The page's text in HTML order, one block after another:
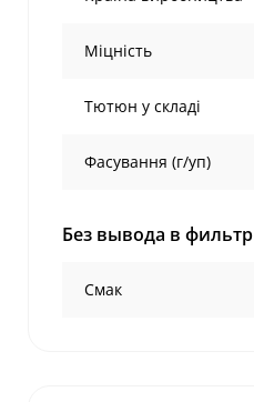
Міцність
Тютюн у складі
Фасування (г/уп)
Без вывода в фильтр
Смак